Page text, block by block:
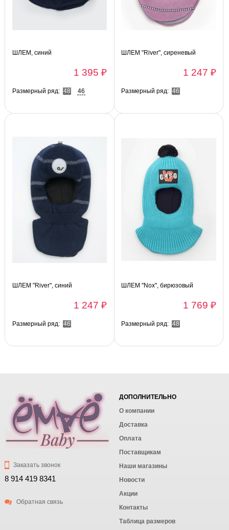
ШЛЕМ, синий
1 395 ₽
Размерный ряд: 48 46
ШЛЕМ "River", сиреневый
1 247 ₽
Размерный ряд: 46
ШЛЕМ "River", синий
1 247 ₽
Размерный ряд: 46
ШЛЕМ "Nox", бирюзовый
1 769 ₽
Размерный ряд: 48
Заказать звонок
8 914 419 8341
Обратная связь
ДОПОЛНИТЕЛЬНО
О компании
Доставка
Оплата
Поставщикам
Наши магазины
Новости
Акции
Контакты
Таблица размеров